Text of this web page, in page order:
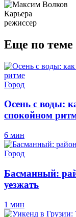
Карьера
режиссер
Еще по теме
Город
Осень с воды:
спокойном
6 мин
Город
Басманный:
уезжать
1 мин